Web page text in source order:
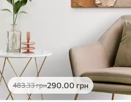
483.33грн290.00 грн